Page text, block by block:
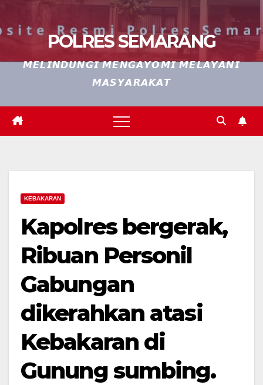
POLRES SEMARANG
𝙈𝙀𝙇𝙄𝙉𝘿𝙐𝙉𝙂𝙄 𝙈𝙀𝙉𝙂𝘼𝙔𝙊𝙈𝙄 𝙈𝙀𝙇𝘼𝙔𝘼𝙉𝙄
𝙈𝘼𝙎𝙔𝘼𝙍𝘼𝙆𝘼𝙏
KEBAKARAN
Kapolres bergerak,
Ribuan Personil
Gabungan
dikerahkan atasi
Kebakaran di
Gunung sumbing.